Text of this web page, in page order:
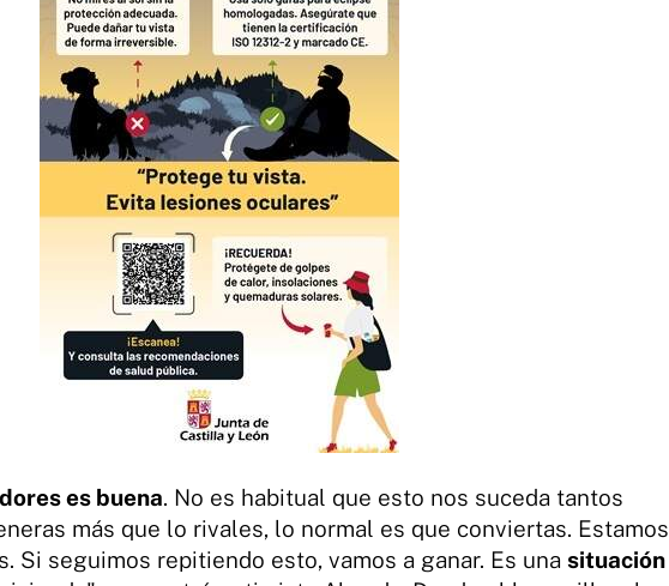
es buena. No es habitual que esto nos suceda tantos
más que lo rivales, lo normal es que conviertas. Estamos
Si seguimos repitiendo esto, vamos a ganar. Es una situación